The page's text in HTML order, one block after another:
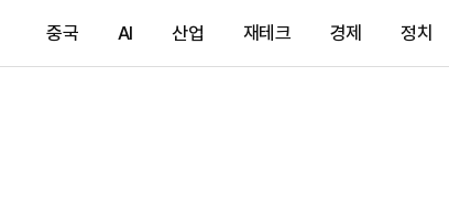
중국 AI 산업 재테크 경제 정치